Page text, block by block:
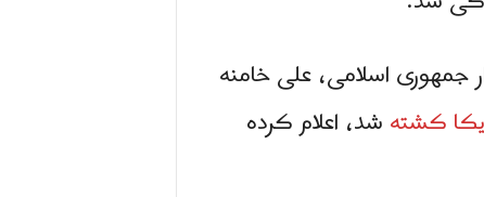
جمهوری اسلامی، علی خامنه
کشتهشد، اعلام کرده